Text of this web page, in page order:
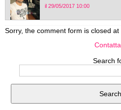
il 29/05/2017 10:00
Sorry, the comment form is closed at
Search